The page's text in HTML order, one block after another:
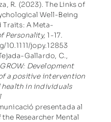
R. (2023). The Links of
Well-Being
A Meta-
Personality,1-17.
jopy.12853
Gallardo, C.,
GROW: Development
a positive intervention
in individuals
presentada al
Researcher Mental